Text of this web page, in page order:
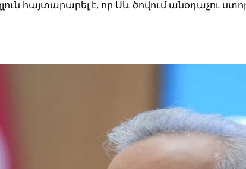
հայտարարել է, որ Սև ծովում անօդաչու